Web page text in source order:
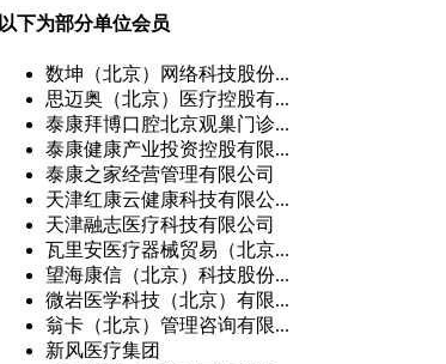
以下为部分单位会员
数坤（北京）网络科技股份...
思迈奥（北京）医疗控股有...
泰康拜博口腔北京观巢门诊...
泰康健康产业投资控股有限...
泰康之家经营管理有限公司
天津红康云健康科技有限公...
天津融志医疗科技有限公司
瓦里安医疗器械贸易（北京...
望海康信（北京）科技股份...
微岩医学科技（北京）有限...
翁卡（北京）管理咨询有限...
新风医疗集团